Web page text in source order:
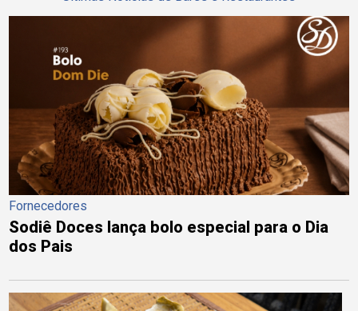
Fornecedores
Sodiê Doces lança bolo especial para o Dia
dos Pais